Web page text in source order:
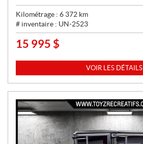
Kilométrage : 6 372 km
# inventaire : UN-2523
P
X
:
15 995 $
VOIR LES DÉTAILS